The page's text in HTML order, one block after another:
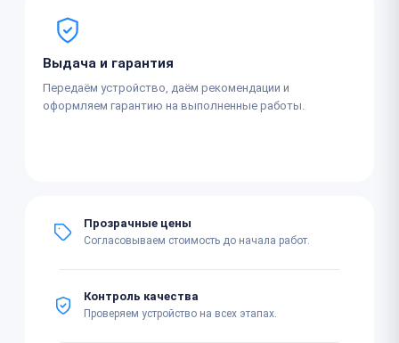
Выдача и гарантия
Передаём устройство, даём рекомендации и
оформляем гарантию на выполненные работы.
Прозрачные цены
Согласовываем стоимость до начала работ.
Контроль качества
Проверяем устройство на всех этапах.